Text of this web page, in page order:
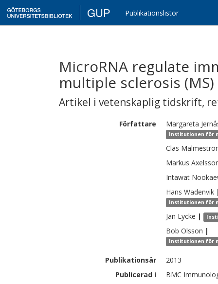
GUP Publikationslistor
MicroRNA regulate
multiple sclerosis (MS)
Artikel i vetenskaplig tidskrift,
Författare Margareta
Institutionen för
Clas
Markus
Intawat
Hans Wadenvik
Institutionen för
Jan Lycke |
Bob Olsson |
Institutionen för
Publikationsår
2013
Publicerad i
BMC